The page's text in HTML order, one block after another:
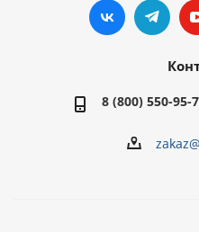
8 (800) 550-95-